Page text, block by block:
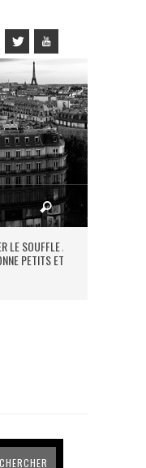
LE SOUFFLE AU
PETITS ET